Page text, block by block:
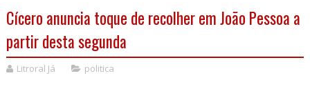
Cícero anuncia toque de recolher em João Pessoa a
partir desta segunda
Litroral Já politica